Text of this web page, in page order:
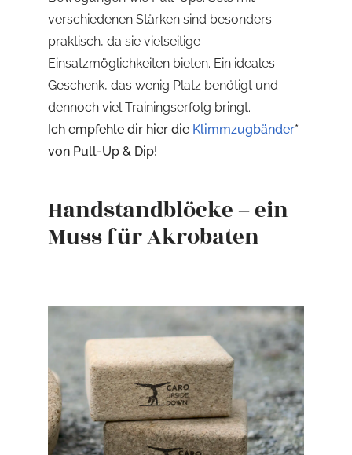
verschiedenen Stärken sind besonders
praktisch, da sie vielseitige
Einsatzmöglichkeiten bieten. Ein ideales
Geschenk, das wenig Platz benötigt und
dennoch viel Trainingserfolg bringt.
Ich empfehle dir hier die Klimmzugbänder*
von Pull-Up & Dip!
Handstandblöcke – ein
Muss für Akrobaten